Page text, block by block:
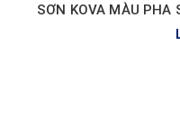
SƠN KOVA MÀU PHA